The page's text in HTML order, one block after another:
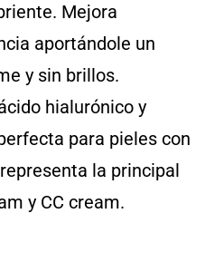
Mejora
aportándole un
y sin brillos.
hialurónico y
para pieles con
la principal
y CC cream.